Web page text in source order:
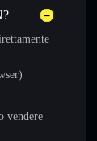
vendere